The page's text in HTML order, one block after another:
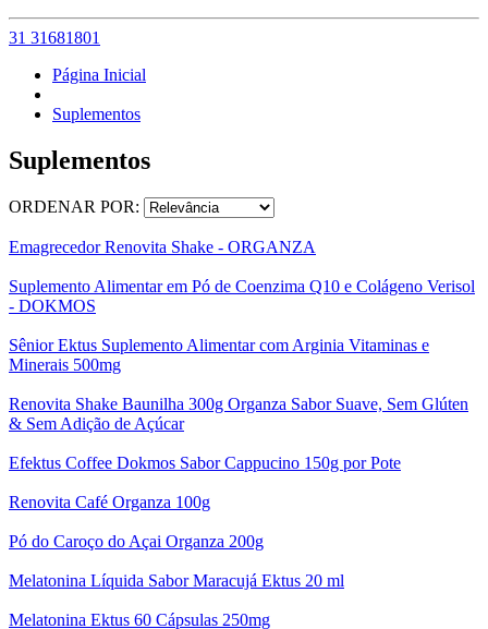
31 31681801
Página Inicial
Suplementos
Suplementos
ORDENAR POR:
Emagrecedor Renovita Shake - ORGANZA
Suplemento Alimentar em Pó de Coenzima Q10 e Colágeno Verisol
- DOKMOS
Sênior Ektus Suplemento Alimentar com Arginia Vitaminas e
Minerais 500mg
Renovita Shake Baunilha 300g Organza Sabor Suave, Sem Glúten
& Sem Adição de Açúcar
Efektus Coffee Dokmos Sabor Cappucino 150g por Pote
Renovita Café Organza 100g
Pó do Caroço do Açai Organza 200g
Melatonina Líquida Sabor Maracujá Ektus 20 ml
Melatonina Ektus 60 Cápsulas 250mg